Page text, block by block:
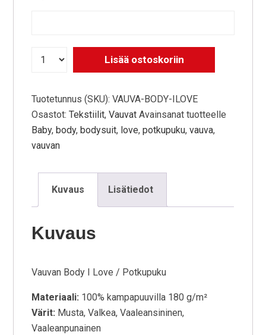
Lisää ostoskoriin
Tuotetunnus (SKU):VAUVA-BODY-ILOVE
Osastot:Tekstiilit,Vauvat Avainsanat tuotteelle
Baby, body, bodysuit, love,potkupuku,vauva,
vauvan
Kuvaus Lisätiedot
Kuvaus
Vauvan Body I Love / Potkupuku
Materiaali: 100% kampapuuvilla 180 g/m²
Värit: Musta, Valkea, Vaaleansininen,
Vaaleanpunainen